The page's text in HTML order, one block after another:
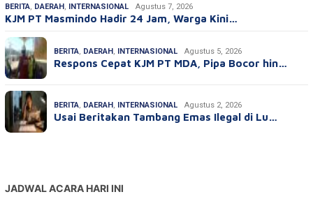
BERITA, DAERAH, INTERNASIONAL Agustus 7, 2026
KJM PT Masmindo Hadir 24 Jam, Warga Kini…
BERITA, DAERAH, INTERNASIONAL Agustus 5, 2026
Respons Cepat KJM PT MDA, Pipa Bocor hin…
BERITA, DAERAH, INTERNASIONAL Agustus 2, 2026
Usai Beritakan Tambang Emas Ilegal di Lu…